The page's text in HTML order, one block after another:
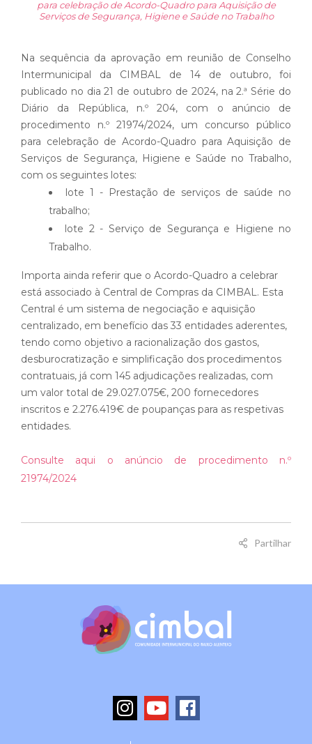
para celebração de Acordo-Quadro para Aquisição de
Serviços de Segurança, Higiene e Saúde no Trabalho
Na sequência da aprovação em reunião de Conselho
Intermunicipal da CIMBAL de 14 de outubro, foi
publicado no dia 21 de outubro de 2024, na 2.ª Série do
Diário da República, n.º 204, com o anúncio de
procedimento n.º 21974/2024, um concurso público
para celebração de Acordo-Quadro para Aquisição de
Serviços de Segurança, Higiene e Saúde no Trabalho,
com os seguintes lotes:
lote 1 - Prestação de serviços de saúde no
trabalho;
lote 2 - Serviço de Segurança e Higiene no
Trabalho.
Importa ainda referir que o Acordo-Quadro a celebrar
está associado à Central de Compras da CIMBAL. Esta
Central é um sistema de negociação e aquisição
centralizado, em benefício das 33 entidades aderentes,
tendo como objetivo a racionalização dos gastos,
desburocratização e simplificação dos procedimentos
contratuais, já com 145 adjudicações realizadas, com
um valor total de 29.027.075€, 200 fornecedores
inscritos e 2.276.419€ de poupanças para as respetivas
entidades.
Consulte aqui o anúncio de procedimento n.º
21974/2024
Partilhar